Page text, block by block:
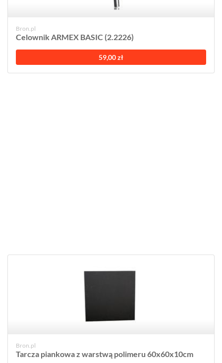
Bron.pl
Celownik ARMEX BASIC (2.2226)
59,00 zł
Bron.pl
Tarcza piankowa z warstwą polimeru 60x60x10cm